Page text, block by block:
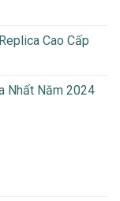
Cao Cấp
Nhất Năm 2024